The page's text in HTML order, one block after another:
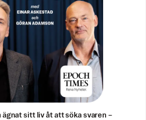
sitt liv åt att söka svaren –